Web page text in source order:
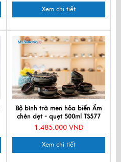
Xem chi tiết
Bộ bình trà men hỏa biến Ấm
chén dẹt - quẹt 500ml TS577
1.485.000 VNĐ
Xem chi tiết